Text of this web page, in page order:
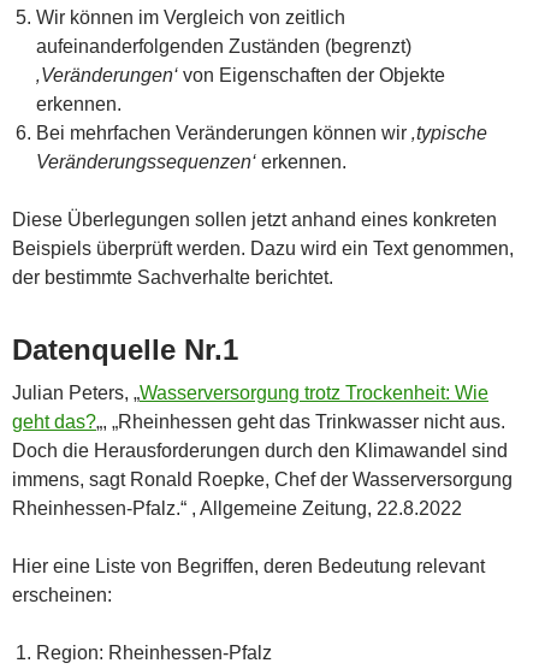
Wir können im Vergleich von zeitlich
aufeinanderfolgenden Zuständen (begrenzt)
‚Veränderungen‘ von Eigenschaften der Objekte
erkennen.
Bei mehrfachen Veränderungen können wir ‚typische
Veränderungssequenzen‘ erkennen.
Diese Überlegungen sollen jetzt anhand eines konkreten
Beispiels überprüft werden. Dazu wird ein Text genommen,
der bestimmte Sachverhalte berichtet.
Datenquelle Nr.1
Julian Peters, „Wasserversorgung trotz Trockenheit: Wie
geht das?„, „Rheinhessen geht das Trinkwasser nicht aus.
Doch die Herausforderungen durch den Klimawandel sind
immens, sagt Ronald Roepke, Chef der Wasserversorgung
Rheinhessen-Pfalz.“ , Allgemeine Zeitung, 22.8.2022
Hier eine Liste von Begriffen, deren Bedeutung relevant
erscheinen:
Region: Rheinhessen-Pfalz